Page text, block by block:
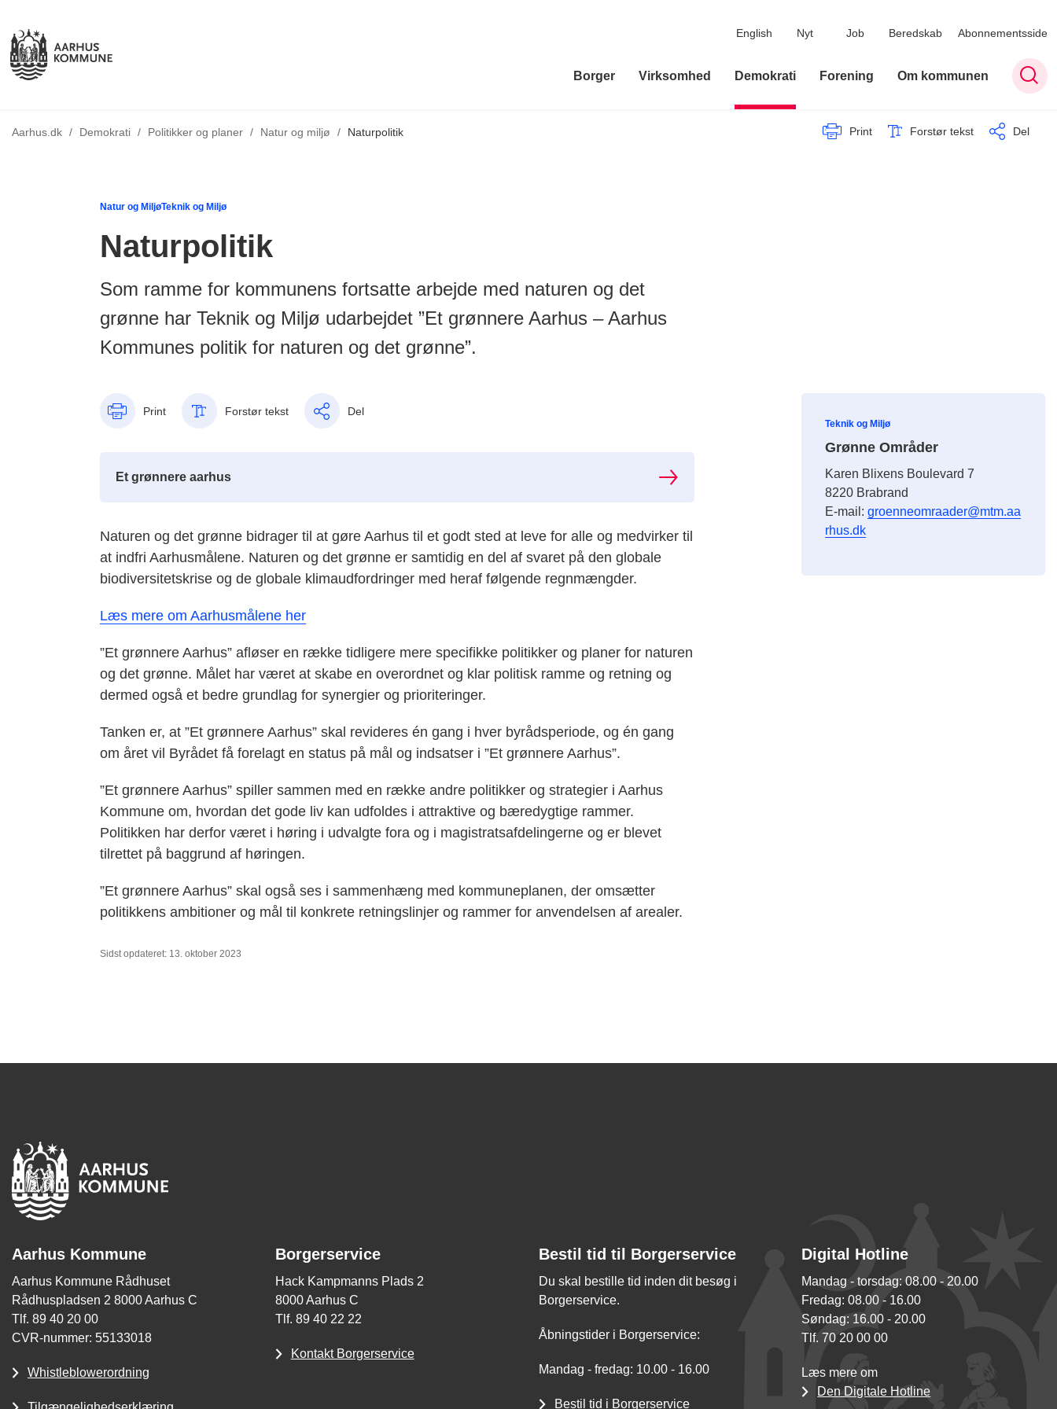
English Nyt Job Beredskab Abonnementsside
Borger Virksomhed Demokrati Forening Om kommunen
Aarhus.dk / Demokrati / Politikker og planer / Tilbage til
Natur og miljø / Naturpolitik Print Forstør tekst Del
Natur og MiljøTeknik og Miljø
Naturpolitik
Som ramme for kommunens fortsatte arbejde med naturen og det
grønne har Teknik og Miljø udarbejdet ”Et grønnere Aarhus – Aarhus
Kommunes politik for naturen og det grønne”.
Print Forstør tekst Del
Et grønnere aarhus
Naturen og det grønne bidrager til at gøre Aarhus til et godt sted at leve for alle og medvirker til
at indfri Aarhusmålene. Naturen og det grønne er samtidig en del af svaret på den globale
biodiversitetskrise og de globale klimaudfordringer med heraf følgende regnmængder.
Læs mere om Aarhusmålene her
”Et grønnere Aarhus” afløser en række tidligere mere specifikke politikker og planer for naturen
og det grønne. Målet har været at skabe en overordnet og klar politisk ramme og retning og
dermed også et bedre grundlag for synergier og prioriteringer.
Tanken er, at ”Et grønnere Aarhus” skal revideres én gang i hver byrådsperiode, og én gang
om året vil Byrådet få forelagt en status på mål og indsatser i ”Et grønnere Aarhus”.
”Et grønnere Aarhus” spiller sammen med en række andre politikker og strategier i Aarhus
Kommune om, hvordan det gode liv kan udfoldes i attraktive og bæredygtige rammer.
Politikken har derfor været i høring i udvalgte fora og i magistratsafdelingerne og er blevet
tilrettet på baggrund af høringen.
”Et grønnere Aarhus” skal også ses i sammenhæng med kommuneplanen, der omsætter
politikkens ambitioner og mål til konkrete retningslinjer og rammer for anvendelsen af arealer.
Teknik og Miljø
Grønne Områder
Karen Blixens Boulevard 7
8220 Brabrand
E-mail:groenneomraader@mtm.aa
rhus.dk
Sidst opdateret: 13. oktober 2023
Aarhus Kommune
Aarhus Kommune Rådhuset
Rådhuspladsen 2 8000 Aarhus C
Tlf. 89 40 20 00
CVR-nummer: 55133018
Whistleblowerordning
Borgerservice
Hack Kampmanns Plads 2
8000 Aarhus C
Tlf. 89 40 22 22
Kontakt Borgerservice
Bestil tid til Borgerservice
Du skal bestille tid inden dit besøg i
Borgerservice.
Åbningstider i Borgerservice:
Mandag - fredag: 10.00 - 16.00
Bestil tid i Borgerservice
Digital Hotline
Mandag - torsdag: 08.00 - 20.00
Fredag: 08.00 - 16.00
Søndag: 16.00 - 20.00
Tlf. 70 20 00 00
Læs mere om
Den Digitale Hotline